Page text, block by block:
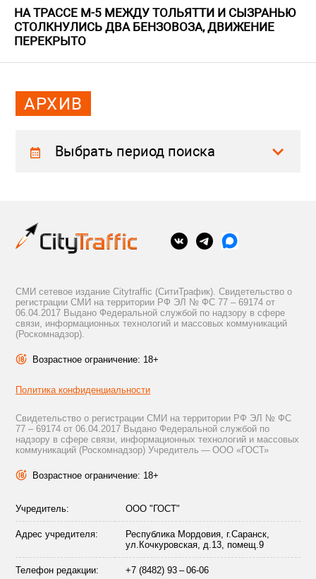
НА ТРАССЕ М-5 МЕЖДУ ТОЛЬЯТТИ И СЫЗРАНЬЮ
СТОЛКНУЛИСЬ ДВА БЕНЗОВОЗА, ДВИЖЕНИЕ
ПЕРЕКРЫТО
АРХИВ
Выбрать период поиска
СМИ сетевое издание Citytraffic (СитиТрафик). Свидетельство о
регистрации СМИ на территории РФ ЭЛ № ФС 77 – 69174 от
06.04.2017 Выдано Федеральной службой по надзору в сфере
связи, информационных технологий и массовых коммуникаций
(Роскомнадзор).
Возрастное ограничение: 18+
Политика конфиденциальности
Свидетельство о регистрации СМИ на территории РФ ЭЛ № ФС
77 – 69174 от 06.04.2017 Выдано Федеральной службой по
надзору в сфере связи, информационных технологий и массовых
коммуникаций (Роскомнадзор) Учредитель — ООО «ГОСТ»
Возрастное ограничение: 18+
Учредитель: ООО "ГОСТ"
Адрес учредителя:
Республика Мордовия, г.Саранск,
ул.Кочкуровская, д.13, помещ.9
Телефон редакции: +7 (8482) 93 – 06-06